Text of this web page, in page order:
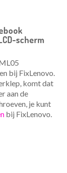
scherm
bij FixLenovo.
komt dat
aan de
je kunt
bij FixLenovo.